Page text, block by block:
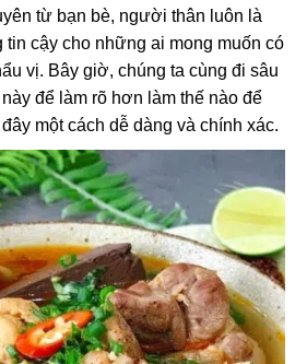
từ bạn bè, người thân luôn là
tin cậy cho những ai mong muốn có
vị. Bây giờ, chúng ta cùng đi sâu
để làm rõ hơn làm thế nào để
một cách dễ dàng và chính xác.